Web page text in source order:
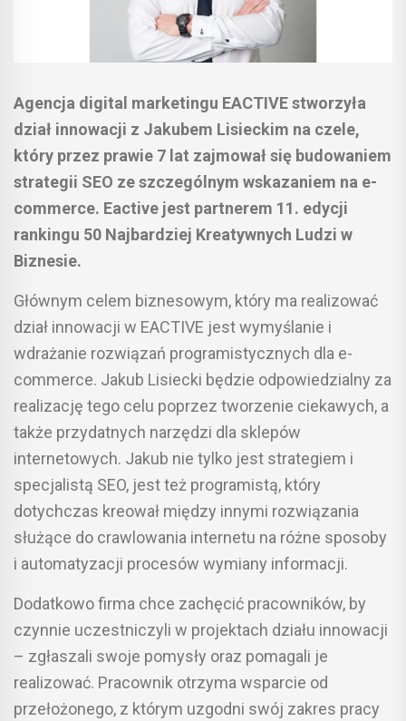
Agencja digital marketingu EACTIVE stworzyła
dział innowacji z Jakubem Lisieckim na czele,
który przez prawie 7 lat zajmował się budowaniem
strategii SEO ze szczególnym wskazaniem na e-
commerce. Eactive jest partnerem 11. edycji
rankingu 50 Najbardziej Kreatywnych Ludzi w
Biznesie.
Głównym celem biznesowym, który ma realizować
dział innowacji w EACTIVE jest wymyślanie i
wdrażanie rozwiązań programistycznych dla e-
commerce. Jakub Lisiecki będzie odpowiedzialny za
realizację tego celu poprzez tworzenie ciekawych, a
także przydatnych narzędzi dla sklepów
internetowych. Jakub nie tylko jest strategiem i
specjalistą SEO, jest też programistą, który
dotychczas kreował między innymi rozwiązania
służące do crawlowania internetu na różne sposoby
i automatyzacji procesów wymiany informacji.
Dodatkowo firma chce zachęcić pracowników, by
czynnie uczestniczyli w projektach działu innowacji
– zgłaszali swoje pomysły oraz pomagali je
realizować. Pracownik otrzyma wsparcie od
przełożonego, z którym uzgodni swój zakres pracy